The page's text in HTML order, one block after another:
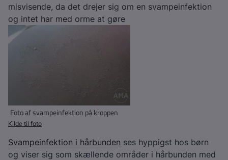
misvisende, da det drejer sig om en svampeinfektion
og intet har med orme at gøre
Foto af svampeinfektion på kroppen
Kilde til foto
Svampeinfektion i hårbunden ses hyppigst hos børn
og viser sig som skællende områder i hårbunden med